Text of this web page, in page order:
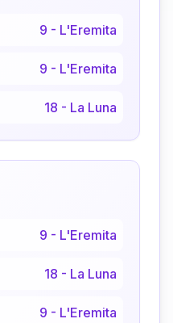
9 - L'Eremita
9 - L'Eremita
18 - La Luna
9 - L'Eremita
18 - La Luna
9 - L'Eremita